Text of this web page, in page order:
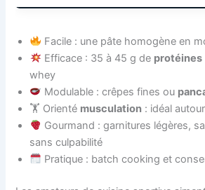
Facile : une pâte homogène en
Efficace : 35 à 45 g de protéines
whey
Modulable : crêpes fines ou
🏋️ Orienté musculation : idéal
Gourmand : garnitures légères,
sans culpabilité
Pratique : batch cooking et